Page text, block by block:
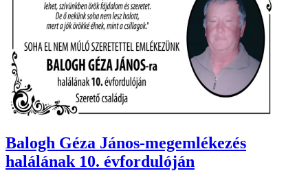
Balogh Géza János-megemlékezés
halálának 10. évfordulóján